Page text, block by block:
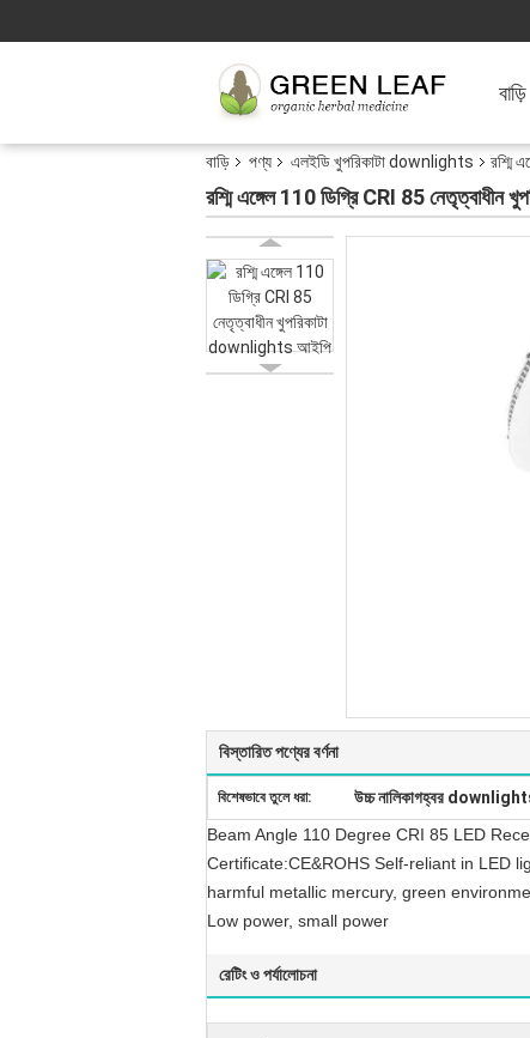
বাড়ি
বাড়ি পণ্য এলইডি খুপরিকাটা downlights রশ্মি
রশ্মি এঙ্গেল 110 ডিগ্রি CRI 85
বিস্তারিত পণ্যের বর্ণনা
বিশেষভাবে তুলে ধরা:
উচ্চ নালিকাগহ্বর
Beam Angle 110 Degree CRI 85 LED
Certificate:CE&ROHS Self-reliant in LED
harmful metallic mercury, green
Low power, small power
রেটিং ও পর্যালোচনা